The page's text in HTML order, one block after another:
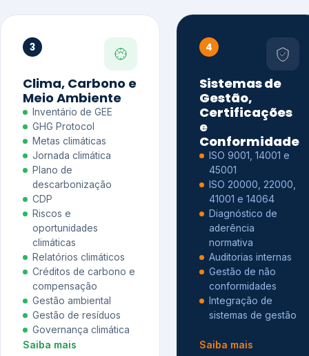
3
Clima, Carbono e
Meio Ambiente
Inventário de GEE
GHG Protocol
Metas climáticas
Jornada climática
Plano de
descarbonização
CDP
Riscos e
oportunidades
climáticas
Relatórios climáticos
Créditos de carbono e
compensação
Gestão ambiental
Gestão de resíduos
Governança climática
Saiba mais
4
Sistemas de
Gestão,
Certificações
e
Conformidade
ISO 9001, 14001 e
45001
ISO 20000, 22000,
41001 e 14064
Diagnóstico de
aderência
normativa
Auditorias internas
Gestão de não
conformidades
Integração de
sistemas de gestão
Saiba mais